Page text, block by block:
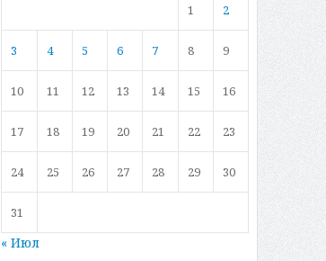
1 2
3 4 5 6 7 8 9
10 11 12 13 14 15 16
17 18 19 20 21 22 23
24 25 26 27 28 29 30
31
« Июл